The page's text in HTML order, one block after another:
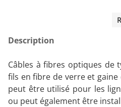
Description
Câbles à fibres optiques de
fils en fibre de verre et gaine
peut être utilisé pour les
ou peut également être